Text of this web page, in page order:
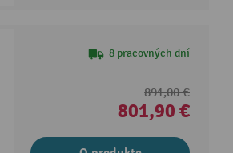
8 pracovných dní
891,00 €
801,90 €